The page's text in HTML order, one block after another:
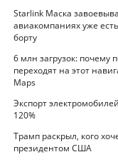
Starlink Маска
авиакомпаниях уже
борту
6 млн загрузок: почему
переходят на этот
Maps
Экспорт
120%
Трамп раскрыл, кого
президентом США